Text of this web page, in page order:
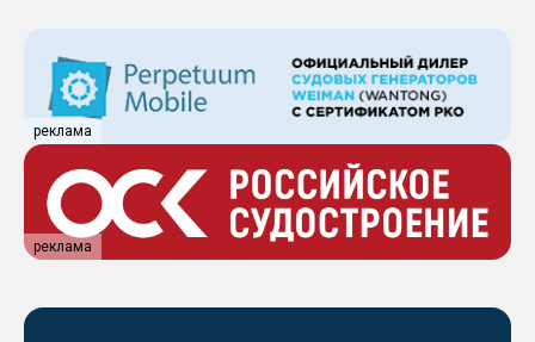
реклама
реклама